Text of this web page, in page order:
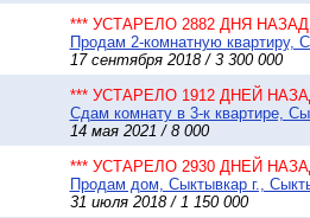
*** УСТАРЕЛО 2882 ДНЯ НАЗАД
Продам 2-комнатную квартиру,
17 сентября 2018 / 3 300 000
*** УСТАРЕЛО 1912 ДНЕЙ
Сдам комнату в 3-к квартире,
14 мая 2021 / 8 000
*** УСТАРЕЛО 2930 ДНЕЙ
Продам дом, Сыктывкар г.,
31 июля 2018 / 1 150 000